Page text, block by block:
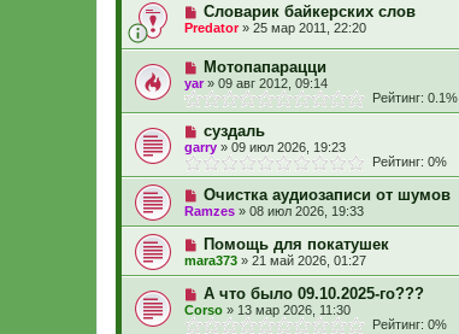
Словарик байкерских слов
Predator» 25 мар 2011, 22:20
Мотопапарацци
yar» 09 авг 2012, 09:14
Рейтинг: 0.1%
суздаль
garry » 09 июл 2026, 19:23
Рейтинг: 0%
Очистка аудиозаписи от шумов
Ramzes » 08 июл 2026, 19:33
Помощь для покатушек
mara373 » 21 май 2026, 01:27
А что было 09.10.2025-го???
Corso » 13 мар 2026, 11:30
Рейтинг: 0%